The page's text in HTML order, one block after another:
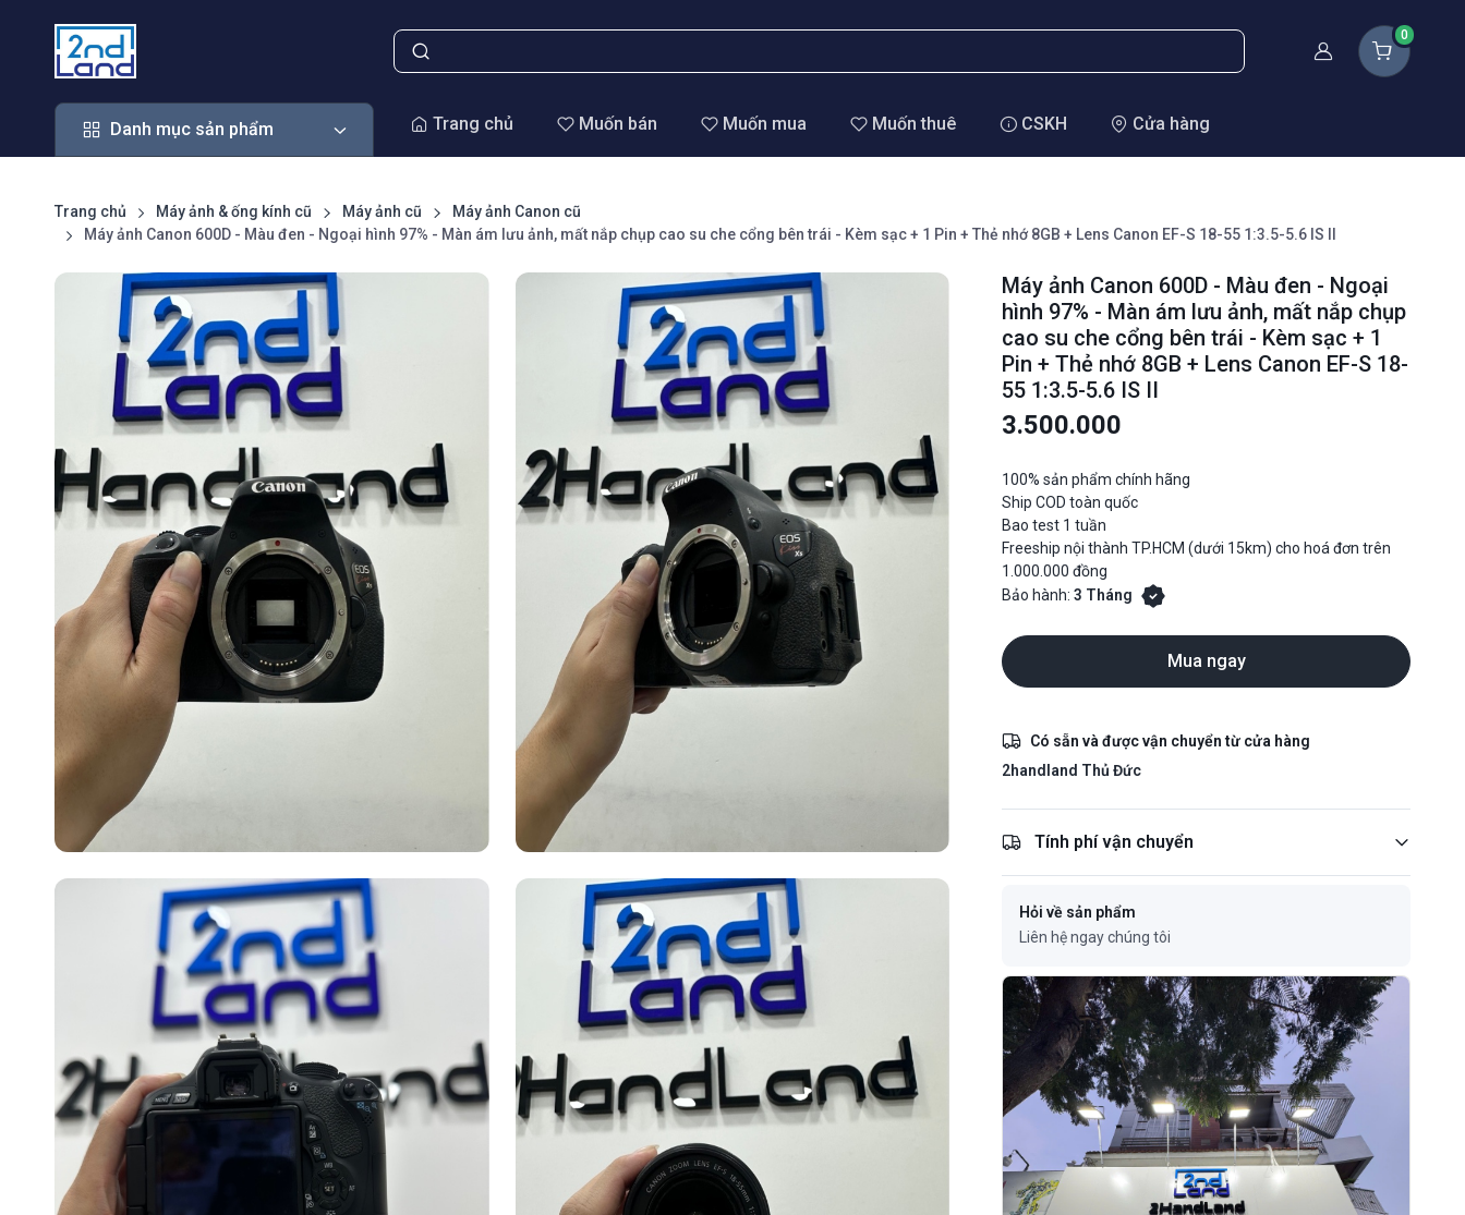
Thành viên
0
Danh mục sản phẩm
Danh mục sản phẩm Trang chủ Muốn bán Muốn mua Muốn thuê CSKH Cửa hàng
Trang chủ Máy ảnh & ống kính cũ Máy ảnh cũ
Máy ảnh Canon cũ
Máy ảnh Canon 600D - Màu đen - Ngoại hình 97% - Màn ám lưu ảnh, mất nắp chụp cao su che cổng bên trái - Kèm sạc + 1 Pin + Thẻ nhớ 8GB + Lens Canon EF-S 18-55 1:3.5-5.6 IS II
Máy ảnh Canon 600D - Màu đen - Ngoại
hình 97% - Màn ám lưu ảnh, mất nắp chụp
cao su che cổng bên trái - Kèm sạc + 1
Pin + Thẻ nhớ 8GB + Lens Canon EF-S 18-
55 1:3.5-5.6 IS II
3.500.000
100% sản phẩm chính hãng
Ship COD toàn quốc
Bao test 1 tuần
Freeship nội thành TP.HCM (dưới 15km) cho hoá đơn trên
1.000.000 đồng
Bảo hành:3 Tháng
Mua ngay
Có sẵn và được vận chuyển từ cửa hàng
2handland Thủ Đức
Tính phí vận chuyển
Hỏi về sản phẩm
Liên hệ ngay chúng tôi